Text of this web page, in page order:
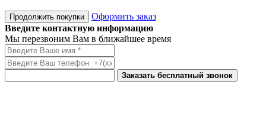
Продолжить покупки
Оформить заказ
Введите контактную информацию
Мы перезвоним Вам в ближайшее время
Заказать бесплатный звонок